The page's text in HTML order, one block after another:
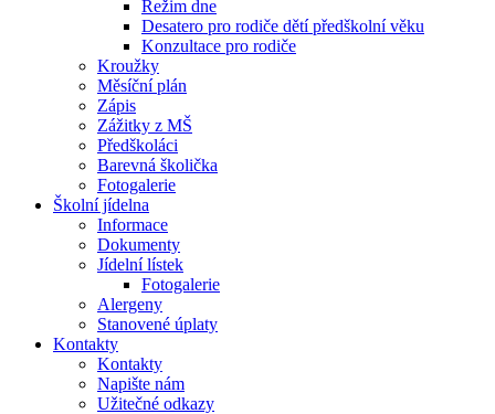
Režim dne
Desatero pro rodiče dětí předškolní věku
Konzultace pro rodiče
Kroužky
Měsíční plán
Zápis
Zážitky z MŠ
Předškoláci
Barevná školička
Fotogalerie
Školní jídelna
Informace
Dokumenty
Jídelní lístek
Fotogalerie
Alergeny
Stanovené úplaty
Kontakty
Kontakty
Napište nám
Užitečné odkazy